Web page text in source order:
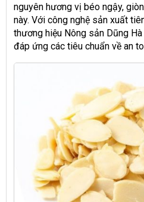
nguyên hương vị béo ngậy,
này. Với công nghệ sản xuất
thương hiệu Nông sản Dũng
đáp ứng các tiêu chuẩn về an